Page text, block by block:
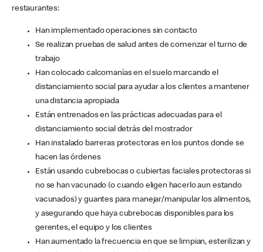
restaurantes:
Han implementado operaciones sin contacto
Se realizan pruebas de salud antes de comenzar el turno de
trabajo
Han colocado calcomanías en el suelo marcando el
distanciamiento social para ayudar a los clientes a mantener
una distancia apropiada
Están entrenados en las prácticas adecuadas para el
distanciamiento social detrás del mostrador
Han instalado barreras protectoras en los puntos donde se
hacen las órdenes
Están usando cubrebocas o cubiertas faciales protectoras si
no se han vacunado (o cuando eligen hacerlo aun estando
vacunados) y guantes para manejar/manipular los alimentos,
y asegurando que haya cubrebocas disponibles para los
gerentes, el equipo y los clientes
Han aumentado la frecuencia en que se limpian, esterilizan y